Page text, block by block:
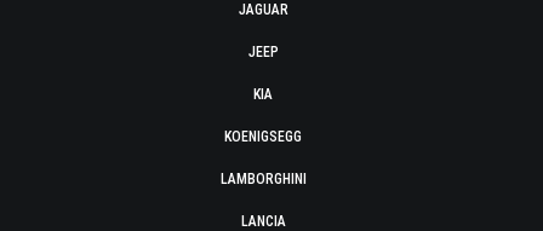
JAGUAR
JEEP
KIA
KOENIGSEGG
LAMBORGHINI
LANCIA